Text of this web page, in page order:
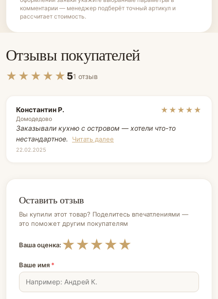
комментарии — менеджер подберёт точный артикул и
рассчитает стоимость.
Отзывы покупателей
★★★★★ 51 отзыв
Константин Р.
Домодедово
★★★★★
Заказывали кухню с островом — хотели что-то
нестандартное.
Читать далее
22.02.2025
Оставить отзыв
Вы купили этот товар? Поделитесь впечатлениями —
это поможет другим покупателям
Ваша оценка: ★
★
★
★
★
Ваше имя *